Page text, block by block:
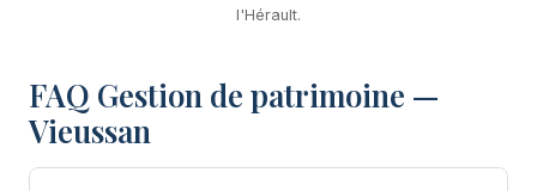
l'Hérault.
FAQ Gestion de patrimoine —
Vieussan